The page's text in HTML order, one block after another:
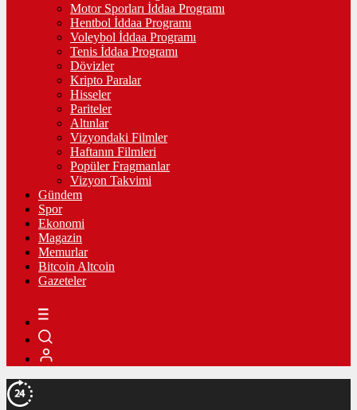
Motor Sporları İddaa Programı
Hentbol İddaa Programı
Voleybol İddaa Programı
Tenis İddaa Programı
Dövizler
Kripto Paralar
Hisseler
Pariteler
Altınlar
Vizyondaki Filmler
Haftanın Filmleri
Popüler Fragmanlar
Vizyon Takvimi
Gündem
Spor
Ekonomi
Magazin
Memurlar
Bitcoin Altcoin
Gazeteler